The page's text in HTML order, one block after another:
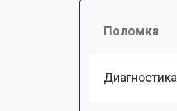
Поломка
Диагностика